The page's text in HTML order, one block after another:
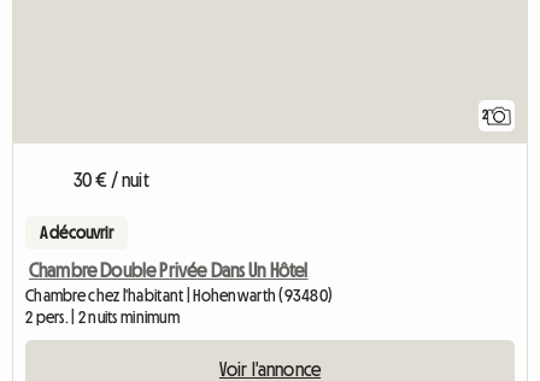
2
30 € / nuit
A découvrir
Chambre Double Privée Dans Un Hôtel
Chambre chez l'habitant | Hohenwarth (93480)
2 pers. | 2 nuits minimum
Voir l'annonce